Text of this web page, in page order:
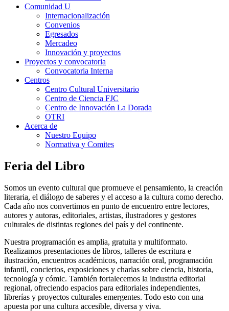
Comunidad U
Internacionalización
Convenios
Egresados
Mercadeo
Innovación y proyectos
Proyectos y convocatoria
Convocatoria Interna
Centros
Centro Cultural Universitario
Centro de Ciencia FJC
Centro de Innovación La Dorada
OTRI
Acerca de
Nuestro Equipo
Normativa y Comites
Feria del Libro
Somos un evento cultural que promueve el pensamiento, la creación
literaria, el diálogo de saberes y el acceso a la cultura como derecho.
Cada año nos convertimos en punto de encuentro entre lectores,
autores y autoras, editoriales, artistas, ilustradores y gestores
culturales de distintas regiones del país y del continente.
Nuestra programación es amplia, gratuita y multiformato.
Realizamos presentaciones de libros, talleres de escritura e
ilustración, encuentros académicos, narración oral, programación
infantil, conciertos, exposiciones y charlas sobre ciencia, historia,
tecnología y cómic. También fortalecemos la industria editorial
regional, ofreciendo espacios para editoriales independientes,
librerías y proyectos culturales emergentes. Todo esto con una
apuesta por una cultura accesible, diversa y viva.